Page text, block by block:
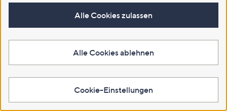
Alle Cookies zulassen
Alle Cookies ablehnen
Cookie-Einstellungen